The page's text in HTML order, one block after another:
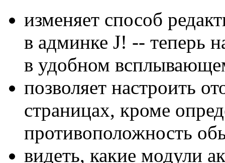
изменяет способ
в админке J! -- теперь
в удобном
позволяет настроить
страницах, кроме
противоположность
видеть, какие модули